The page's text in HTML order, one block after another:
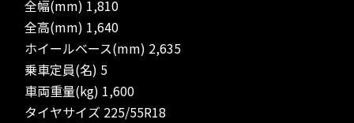
全幅(mm) 1,810
全高(mm) 1,640
ホイールベース(mm) 2,635
乗車定員(名) 5
車両重量(kg) 1,600
タイヤサイズ 225/55R18